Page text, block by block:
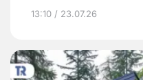
13:10 / 23.07.26